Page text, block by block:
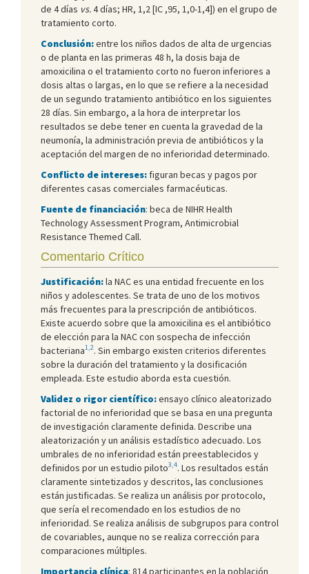
de 4 días vs.4 días; HR, 1,2 [IC ,95, 1,0-1,4]) en el grupo de
tratamiento corto.
Conclusión:entre los niños dados de alta de urgencias
o de planta en las primeras 48 h, la dosis baja de
amoxicilina o el tratamiento corto no fueron inferiores a
dosis altas o largas, en lo que se refiere a la necesidad
de un segundo tratamiento antibiótico en los siguientes
28 días. Sin embargo, a la hora de interpretar los
resultados se debe tener en cuenta la gravedad de la
neumonía, la administración previa de antibióticos y la
aceptación del margen de no inferioridad determinado.
Conflicto de intereses: figuran becas y pagos por
diferentes casas comerciales farmacéuticas.
Fuente de financiación: beca de NIHR Health
Technology Assessment Program, Antimicrobial
Resistance Themed Call.
Comentario Crítico
Justificación:la NAC es una entidad frecuente en los
niños y adolescentes. Se trata de uno de los motivos
más frecuentes para la prescripción de antibióticos.
Existe acuerdo sobre que la amoxicilina es el antibiótico
de elección para la NAC con sospecha de infección
bacteriana1,2. Sin embargo existen criterios diferentes
sobre la duración del tratamiento y la dosificación
empleada. Este estudio aborda esta cuestión.
Validez o rigor científico:ensayo clínico aleatorizado
factorial de no inferioridad que se basa en una pregunta
de investigación claramente definida. Describe una
aleatorización y un análisis estadístico adecuado. Los
umbrales de no inferioridad están preestablecidos y
definidos por un estudio piloto3,4. Los resultados están
claramente sintetizados y descritos, las conclusiones
están justificadas. Se realiza un análisis por protocolo,
que sería el recomendado en los estudios de no
inferioridad. Se realiza análisis de subgrupos para control
de covariables, aunque no se realiza corrección para
comparaciones múltiples.
Importancia clínica: 814 participantes en la población